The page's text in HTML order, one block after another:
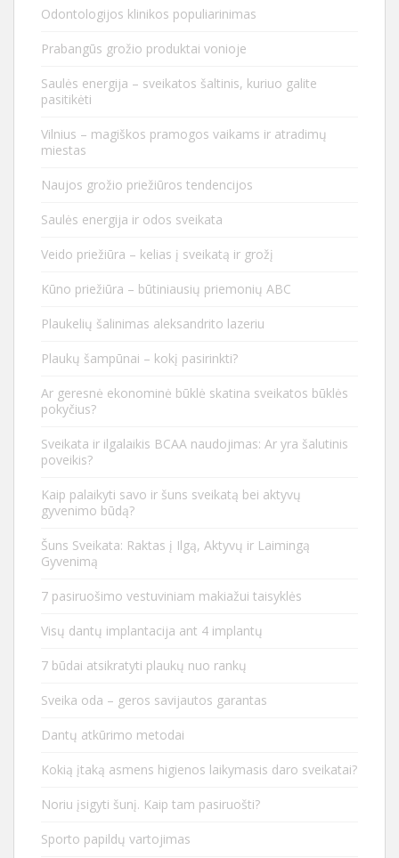
Odontologijos klinikos populiarinimas
Prabangūs grožio produktai vonioje
Saulės energija – sveikatos šaltinis, kuriuo galite
pasitikėti
Vilnius – magiškos pramogos vaikams ir atradimų
miestas
Naujos grožio priežiūros tendencijos
Saulės energija ir odos sveikata
Veido priežiūra – kelias į sveikatą ir grožį
Kūno priežiūra – būtiniausių priemonių ABC
Plaukelių šalinimas aleksandrito lazeriu
Plaukų šampūnai – kokį pasirinkti?
Ar geresnė ekonominė būklė skatina sveikatos būklės
pokyčius?
Sveikata ir ilgalaikis BCAA naudojimas: Ar yra šalutinis
poveikis?
Kaip palaikyti savo ir šuns sveikatą bei aktyvų
gyvenimo būdą?
Šuns Sveikata: Raktas į Ilgą, Aktyvų ir Laimingą
Gyvenimą
7 pasiruošimo vestuviniam makiažui taisyklės
Visų dantų implantacija ant 4 implantų
7 būdai atsikratyti plaukų nuo rankų
Sveika oda – geros savijautos garantas
Dantų atkūrimo metodai
Kokią įtaką asmens higienos laikymasis daro sveikatai?
Noriu įsigyti šunį. Kaip tam pasiruošti?
Sporto papildų vartojimas